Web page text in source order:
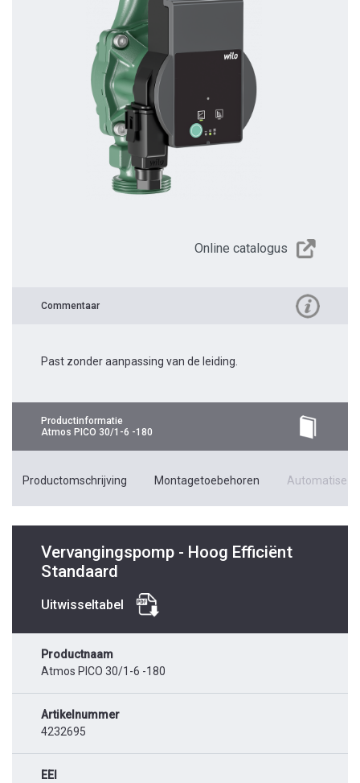
Online catalogus
Commentaar
Past zonder aanpassing van de leiding.
Productinformatie
Atmos PICO 30/1-6 -180
Productomschrijving Montagetoebehoren
Vervangingspomp - Hoog Efficiënt
Standaard
Uitwisseltabel
Productnaam
Atmos PICO 30/1-6 -180
Artikelnummer
4232695
EEI